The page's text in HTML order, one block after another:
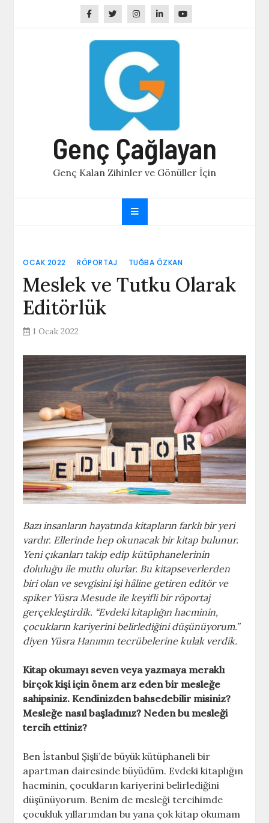
Genç Çağlayan
Genç Kalan Zihinler ve Gönüller İçin
OCAK 2022 RÖPORTAJ TUĞBA ÖZKAN
Meslek ve Tutku Olarak
Editörlük
1 Ocak 2022
Bazı insanların hayatında kitapların farklı bir yeri
vardır. Ellerinde hep okunacak bir kitap bulunur.
Yeni çıkanları takip edip kütüphanelerinin
doluluğu ile mutlu olurlar. Bu kitapseverlerden
biri olan ve sevgisini işi hâline getiren editör ve
spiker Yüsra Mesude ile keyifli bir röportaj
gerçekleştirdik. “Evdeki kitaplığın hacminin,
çocukların kariyerini belirlediğini düşünüyorum.”
diyen Yüsra Hanımın tecrübelerine kulak verdik.
Kitap okumayı seven veya yazmaya meraklı
birçok kişi için önem arz eden bir mesleğe
sahipsiniz. Kendinizden bahsedebilir misiniz?
Mesleğe nasıl başladınız? Neden bu mesleği
tercih ettiniz?
Ben İstanbul Şişli’de büyük kütüphaneli bir
apartman dairesinde büyüdüm. Evdeki kitaplığın
hacminin, çocukların kariyerini belirlediğini
düşünüyorum. Benim de mesleği tercihimde
çocukluk yıllarımdan bu yana çok kitap okumam